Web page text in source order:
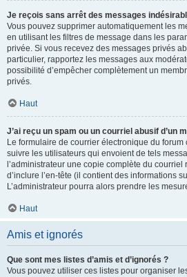
Je reçois sans arrêt des messages
Vous pouvez supprimer automatiquement les
en utilisant les filtres de message dans les
privée. Si vous recevez des messages privés
particulier, rapportez les messages aux
possibilité d’empêcher complètement un
privés.
Haut
J’ai reçu un spam ou un courriel abusif d’un
Le formulaire de courrier électronique du
suivre les utilisateurs qui envoient de tels
l’administrateur une copie complète du courriel
d’inclure l’en-tête (il contient des informations
L’administrateur pourra alors prendre les
Haut
Amis et ignorés
Que sont mes listes d’amis et d’ignorés ?
Vous pouvez utiliser ces listes pour organiser